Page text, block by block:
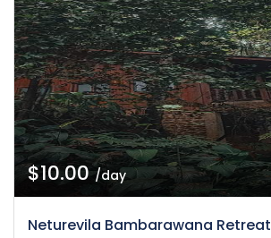
$10.00/day
Neturevila Bambarawana Retreat